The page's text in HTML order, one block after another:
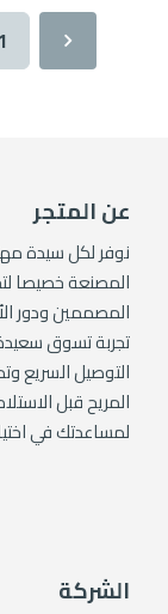
1
عن المتجر
نوفر لكل سيدة
المصنعة خصيصا
المصممين ودور
تجربة تسوق
التوصيل السريع
المريح قبل
لمساعدتك في
الشركة